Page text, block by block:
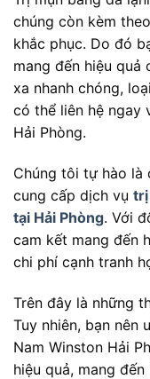
chúng còn kèm
khắc phục. Do đó
mang đến hiệu quả
xa nhanh chóng,
có thể liên hệ ngay
Hải Phòng.
Chúng tôi tự hào là
cung cấp dịch vụ trị
tại Hải Phòng. Với
cam kết mang đến
chi phí cạnh tranh
Trên đây là những
Tuy nhiên, bạn nên
Nam Winston Hải
hiệu quả, mang